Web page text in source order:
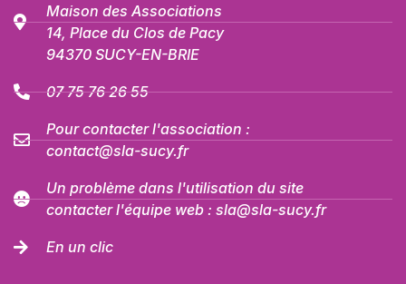
Maison des Associations
14, Place du Clos de Pacy
94370 SUCY-EN-BRIE
07 75 76 26 55
Pour contacter l'association :
contact@sla-sucy.fr
Un problème dans l'utilisation du site
contacter l'équipe web : sla@sla-sucy.fr
En un clic